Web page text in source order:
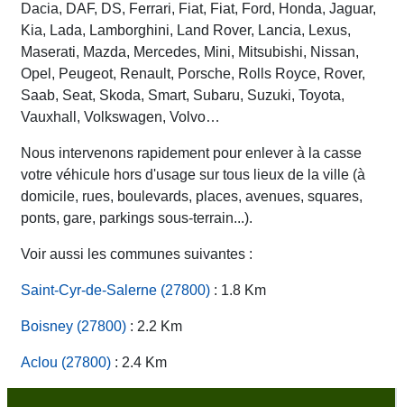
Dacia, DAF, DS, Ferrari, Fiat, Fiat, Ford, Honda, Jaguar,
Kia, Lada, Lamborghini, Land Rover, Lancia, Lexus,
Maserati, Mazda, Mercedes, Mini, Mitsubishi, Nissan,
Opel, Peugeot, Renault, Porsche, Rolls Royce, Rover,
Saab, Seat, Skoda, Smart, Subaru, Suzuki, Toyota,
Vauxhall, Volkswagen, Volvo…
Nous intervenons rapidement pour enlever à la casse
votre véhicule hors d'usage sur tous lieux de la ville (à
domicile, rues, boulevards, places, avenues, squares,
ponts, gare, parkings sous-terrain...).
Voir aussi les communes suivantes :
Saint-Cyr-de-Salerne (27800) : 1.8 Km
Boisney (27800) : 2.2 Km
Aclou (27800) : 2.4 Km